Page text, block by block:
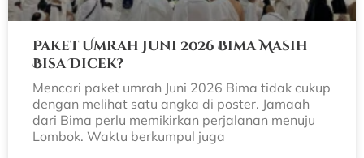
Paket Umrah Juni 2026 Bima Masih
Bisa Dicek?
Mencari paket umrah Juni 2026 Bima tidak cukup
dengan melihat satu angka di poster. Jamaah
dari Bima perlu memikirkan perjalanan menuju
Lombok. Waktu berkumpul juga